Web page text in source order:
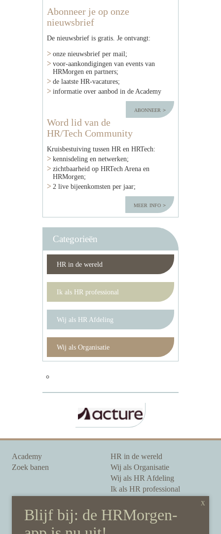
Abonneer je op onze
nieuwsbrief
De nieuwsbrief is gratis. Je ontvangt:
onze nieuwsbrief per mail;
voor-aankondigingen van events van
HRMorgen en partners;
de laatste HR-vacatures;
informatie over aanbod in de Academy
abonneer
Word lid van de
HR/Tech Community
Kruisbestuiving tussen HR en HRTech:
kennisdeling en netwerken;
zichtbaarheid op HRTech Arena en
HRMorgen;
2 live bijeenkomsten per jaar;
meer info
Categorieën
HR in de wereld
Ik als HR professional
Wij als HR Afdeling
Wij als Organisatie
Academy
Zoek banen
HR in de wereld
Wij als Organisatie
Wij als HR Afdeling
Ik als HR professional
Onze auteurs
Onze partners
Sponsoring